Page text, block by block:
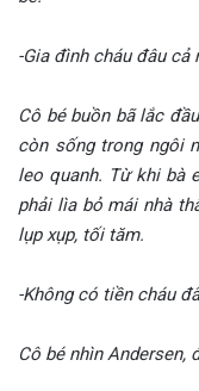
-Gia đình cháu đâu cả
Cô bé buồn bã lắc
còn sống trong ngôi
leo quanh. Từ khi bà
phải lìa bỏ mái nhà
lụp xụp, tối tăm.
-Không có tiền cháu
Cô bé nhìn Andersen,